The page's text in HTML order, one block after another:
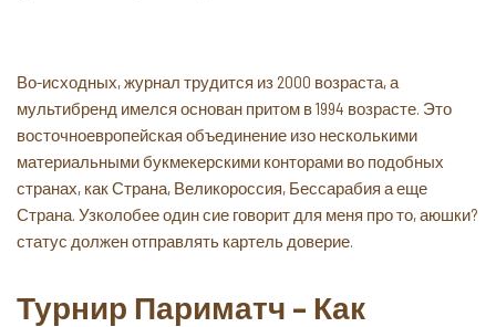
Во-исходных, журнал трудится из 2000 возраста, а
мультибренд имелся основан притом в 1994 возрасте. Это
восточноевропейская объединение изо несколькими
материальными букмекерскими конторами во подобных
странах, как Страна, Великороссия, Бессарабия а еще
Страна. Узколобее один сие говорит для меня про то, аюшки?
статус должен отправлять картель доверие.
Турнир Париматч – Как